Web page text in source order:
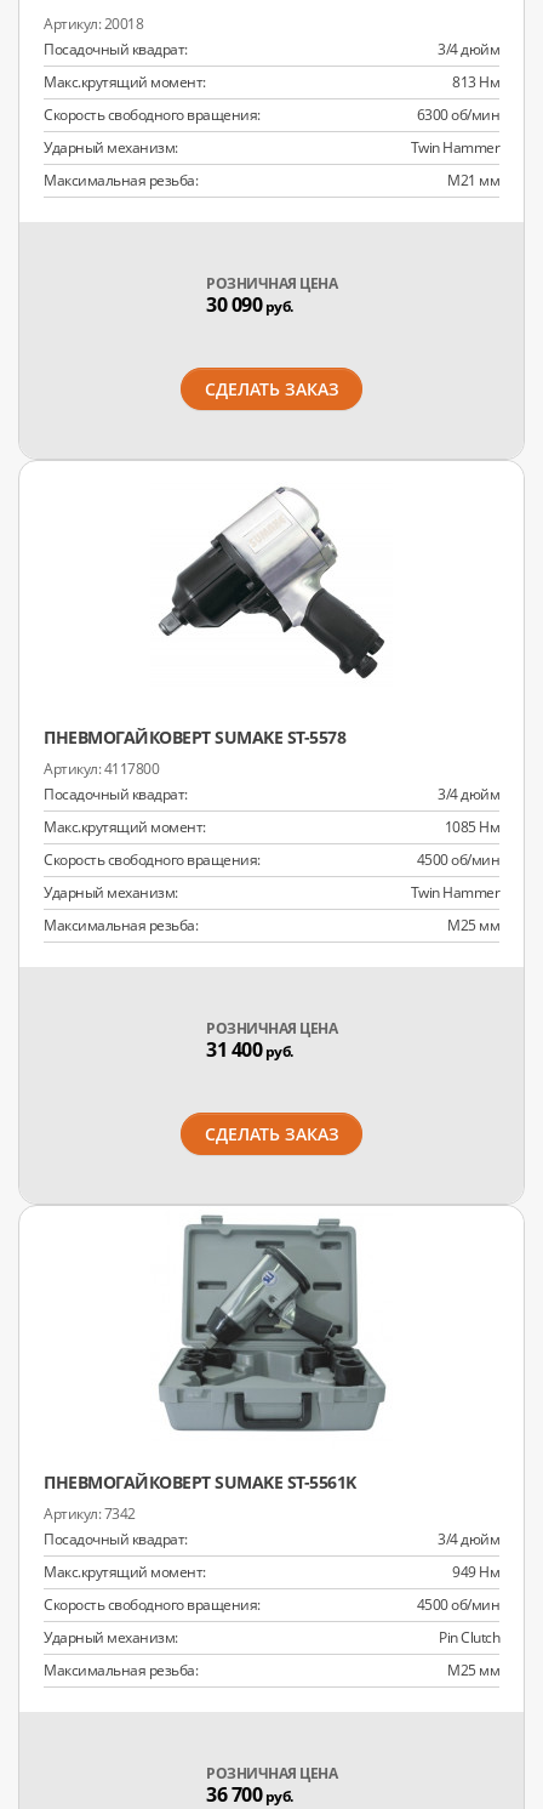
20018
Посадочный квадрат:
3/4 дюйм
Макс.крутящий момент:
813 Нм
Скорость свободного вращения:
6300 об/мин
Ударный механизм:
Twin Hammer
Максимальная резьба:
M21 мм
РОЗНИЧНАЯ ЦЕНА
30 090руб.
СДЕЛАТЬ ЗАКАЗ
ПНЕВМОГАЙКОВЕРТ SUMAKE ST-5578
4117800
Посадочный квадрат:
3/4 дюйм
Макс.крутящий момент:
1085 Нм
Скорость свободного вращения:
4500 об/мин
Ударный механизм:
Twin Hammer
Максимальная резьба:
M25 мм
РОЗНИЧНАЯ ЦЕНА
31 400руб.
СДЕЛАТЬ ЗАКАЗ
ПНЕВМОГАЙКОВЕРТ SUMAKE ST-5561K
7342
Посадочный квадрат:
3/4 дюйм
Макс.крутящий момент:
949 Нм
Скорость свободного вращения:
4500 об/мин
Ударный механизм:
Pin Clutch
Максимальная резьба:
M25 мм
РОЗНИЧНАЯ ЦЕНА
36 700руб.